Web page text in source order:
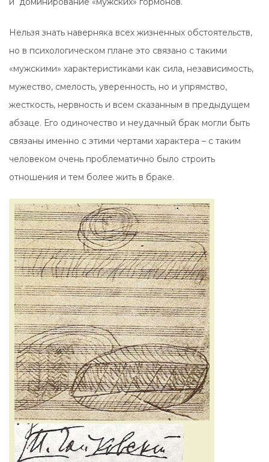
Нельзя знать наверняка всех жизненных обстоятельств,
но в психологическом плане это связано с такими
«мужскими» характеристиками как сила, независимость,
мужество, смелость, уверенность, но и упрямство,
жесткость, нервность и всем сказанным в предыдущем
абзаце. Его одиночество и неудачный брак могли быть
связаны именно с этими чертами характера – с таким
человеком очень проблематично было строить
отношения и тем более жить в браке.